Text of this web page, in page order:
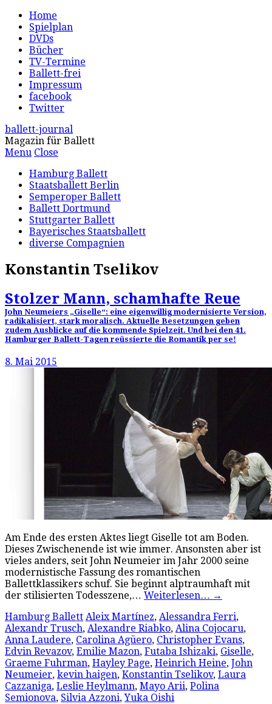
Home
Spielplan
DVDs
Bücher
TV-Termine
Ballett-frei
Impressum
facebook
Twitter
ballett-journal
Magazin für Ballett
Menu Close
Hamburg Ballett
Staatsballett Berlin
Semperoper Ballett
Ballett Dortmund
Stuttgarter Ballett
Bayerisches Staatsballett
diverse Compagnien
Konstantin Tselikov
Stolzer Mann, schamhafte Reue
John Neumeiers „Giselle“: eine eigenwillig modernisierte Version,
radikalisiert, stark moralisch. Aktuelle Besetzungen geben
zudem Ausblicke auf die kommende Spielzeit. Und bei den 41.
Hamburger Ballett-Tagen reüssierte die Romantik per se!
8. Mai 2015
Am Ende des ersten Aktes liegt Giselle tot am Boden.
Dieses Zwischenende ist wie immer. Ansonsten aber ist
vieles anders, seit John Neumeier im Jahr 2000 seine
modernistische Fassung des romantischen
Ballettklassikers schuf. Sie beginnt alptraumhaft mit
der stilisierten Todesszene,… Weiterlesen… →
Hamburg Ballett Aleix Martínez, Alessandra Ferri,
Alexandr Trusch, Alexandre Riabko, Alina Cojocaru,
Anna Laudere, Carolina Agüero, Christopher Evans,
Edvin Revazov, Emilie Mazon, Futaba Ishizaki, Giselle,
Graeme Fuhrman, Hayley Page, Heinrich Heine, John
Neumeier, kevin haigen, Konstantin Tselikov, Laura
Cazzaniga, Leslie Heylmann, Mayo Arii, Polina
Semionova, Silvia Azzoni,Yuka Oishi